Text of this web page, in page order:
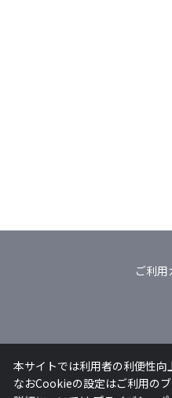
ご利用
本サイトでは利用者の利便性向
なおCookieの設定はご利用の